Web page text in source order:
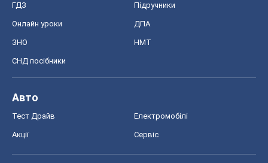
ГДЗ Підручники
Онлайн уроки ДПА
ЗНО НМТ
СНД посібники
Авто
Тест Драйв Електромобілі
Акції Сервіс